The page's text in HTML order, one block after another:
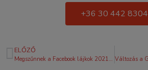
+36 30 442 8304
ELŐZŐ
Megszűnnek a Facebook lájkok 2021-ben?